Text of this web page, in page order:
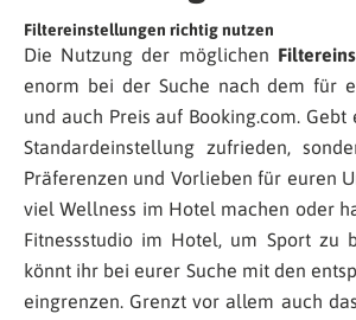
Filtereinstellungen richtig nutzen
Die Nutzung der möglichen
enorm bei der Suche nach dem für
und auch Preis auf Booking.com.
Standardeinstellung zufrieden,
Präferenzen und Vorlieben für euren
viel Wellness im Hotel machen oder
Fitnessstudio im Hotel, um Sport zu
könnt ihr bei eurer Suche mit den
eingrenzen. Grenzt vor allem auch